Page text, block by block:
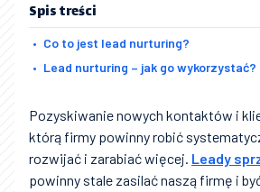
Spis treści
Co to jest lead nurturing?
Lead nurturing – jak go wykorzystać?
Pozyskiwanie nowych kontaktów i
którą firmy powinny robić
rozwijać i zarabiać więcej. Leady
powinny stale zasilać naszą firmę i